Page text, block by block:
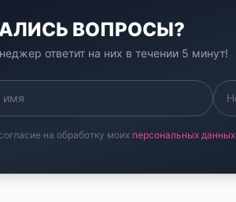
ВОПРОСЫ?
ответит на них в течении 5 минут!
на обработку моих персональных данных